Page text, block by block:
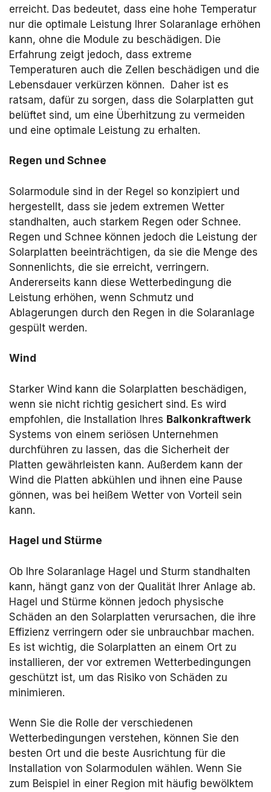
erreicht. Das bedeutet, dass eine hohe Temperatur
nur die optimale Leistung Ihrer Solaranlage erhöhen
kann, ohne die Module zu beschädigen. Die
Erfahrung zeigt jedoch, dass extreme
Temperaturen auch die Zellen beschädigen und die
Lebensdauer verkürzen können. Daher ist es
ratsam, dafür zu sorgen, dass die Solarplatten gut
belüftet sind, um eine Überhitzung zu vermeiden
und eine optimale Leistung zu erhalten.
Regen und Schnee
Solarmodule sind in der Regel so konzipiert und
hergestellt, dass sie jedem extremen Wetter
standhalten, auch starkem Regen oder Schnee.
Regen und Schnee können jedoch die Leistung der
Solarplatten beeinträchtigen, da sie die Menge des
Sonnenlichts, die sie erreicht, verringern.
Andererseits kann diese Wetterbedingung die
Leistung erhöhen, wenn Schmutz und
Ablagerungen durch den Regen in die Solaranlage
gespült werden.
Wind
Starker Wind kann die Solarplatten beschädigen,
wenn sie nicht richtig gesichert sind. Es wird
empfohlen, die Installation Ihres Balkonkraftwerk
Systems von einem seriösen Unternehmen
durchführen zu lassen, das die Sicherheit der
Platten gewährleisten kann. Außerdem kann der
Wind die Platten abkühlen und ihnen eine Pause
gönnen, was bei heißem Wetter von Vorteil sein
kann.
Hagel und Stürme
Ob Ihre Solaranlage Hagel und Sturm standhalten
kann, hängt ganz von der Qualität Ihrer Anlage ab.
Hagel und Stürme können jedoch physische
Schäden an den Solarplatten verursachen, die ihre
Effizienz verringern oder sie unbrauchbar machen.
Es ist wichtig, die Solarplatten an einem Ort zu
installieren, der vor extremen Wetterbedingungen
geschützt ist, um das Risiko von Schäden zu
minimieren.
Wenn Sie die Rolle der verschiedenen
Wetterbedingungen verstehen, können Sie den
besten Ort und die beste Ausrichtung für die
Installation von Solarmodulen wählen. Wenn Sie
zum Beispiel in einer Region mit häufig bewölktem